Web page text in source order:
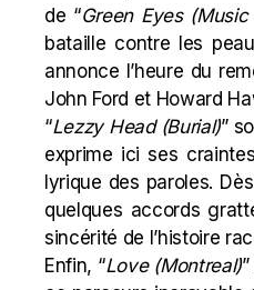
de “Green Eyes (Music
bataille contre les
annonce l’heure du
John Ford et Howard
“Lezzy Head (Burial)”
exprime ici ses
lyrique des paroles.
quelques accords
sincérité de l’histoire
Enfin, “Love (Montreal)